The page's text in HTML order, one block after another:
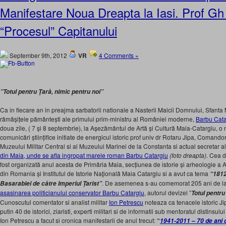
Manifestare Noua Dreapta la Iasi. Prof
“Procesul” Capitanului
September 9th, 2012 VR 4 Comments »
”Totul pentru Ţară, nimic pentru noi”
Ca in fiecare an in preajma sarbatorii nationale a Nasterii Maicii Domnului, Sfanta
rămășițele pământești ale primului prim-ministru al României moderne, Barbu
doua zile, ( 7 și 8 septembrie), la Așezământul de Artă și Cultură Maia-Catargiu,
comunicări științifice initiate de energicul istoric prof univ dr Rotaru Jipa,
Muzeului Militar Central si al Muzeului Marinei de la Constanta si actual secretar
din Maia, unde se afla ingropat marele roman Barbu Catargiu (foto dreapta). Cea
fost organizată anul acesta de Primăria Maia, secțiunea de istorie și arheologie a
din Romania și Institutul de Istorie Naţională Maia Catargiu si a avut ca tema
Basarabiei de către Imperiul Țarist”. De asemenea s-au comemorat 205 ani de
asasinarea politicianului conservator Barbu Catargiu, autorul devizei ”Totul
Cunoscutul comentator si analist militar Ion Petrescu noteaza ca tenacele istoric
putin 40 de istorici, ziaristi, experti militari si de informatii sub mentoratul
Ion Petrescu a facut si cronica manifestarii de anul trecut:“1941-2011 – 70 de